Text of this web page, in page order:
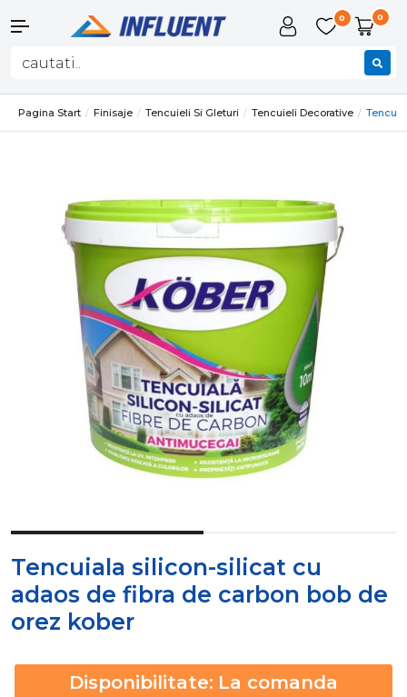
0 0
Pagina Start Finisaje Tencuieli Si Gleturi Tencuieli Decorative
Tencuiala silicon-silicat cu
adaos de fibra de carbon bob de
orez kober
Disponibilitate: La comanda